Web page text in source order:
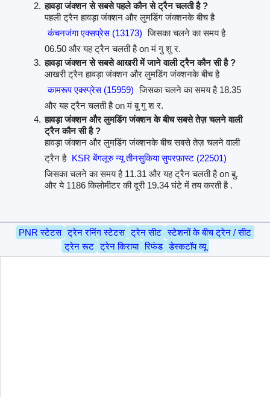
हावड़ा जंक्शन से सबसे पहले कौन से ट्रैन चलती है ?
पहली ट्रैन हावड़ा जंक्शन और लुमडिंग जंक्शनके बीच है
कंचनजंगा एक्सप्रेस (13173) जिसका चलने का समय है
06.50 और यह ट्रैन चलती है on मं गु शु र.
हावड़ा जंक्शन से सबसे आखरी में जाने वाली ट्रैन कौन सी है ?
आखरी ट्रैन हावड़ा जंक्शन और लुमडिंग जंक्शनके बीच है
कामरूप एक्स्प्रेस (15959) जिसका चलने का समय है 18.35
और यह ट्रैन चलती है on मं बु गु श र.
हावड़ा जंक्शन और लुमडिंग जंक्शन के बीच सबसे तेज़ चलने वाली
ट्रैन कौन सी है ?
हावड़ा जंक्शन और लुमडिंग जंक्शनके बीच सबसे तेज़ चलने वाली
ट्रैन है KSR बेंगलूरु न्यू तीनसुकिया सुपरफ़ास्ट (22501)
जिसका चलने का समय है 11.31 और यह ट्रैन चलती है on बु.
और ये 1186 किलोमीटर की दूरी 19.34 घंटे में तय करती है .
PNR स्टेटस ट्रेन रनिंग स्टेटस ट्रेन सीट स्टेशनों के बीच ट्रेन / सीट
ट्रेन रूट ट्रेन किराया रिफंड डेस्कटॉप व्यू